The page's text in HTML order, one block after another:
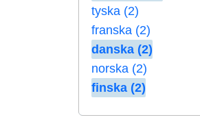
tyska (2)
franska (2)
danska (2)
norska (2)
finska (2)